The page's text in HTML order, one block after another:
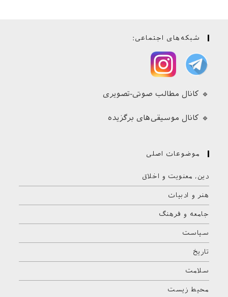
شبکه‌های اجتماعی:
🔹 کانال مطالب صوتی-تصویری
🔹 کانال موسیقی‌های برگزیده
موضوعات اصلی
دین، معنویت و اخلاق
هنر و ادبیات
جامعه و فرهنگ
سیاست
تاریخ
سلامت
محیط زیست